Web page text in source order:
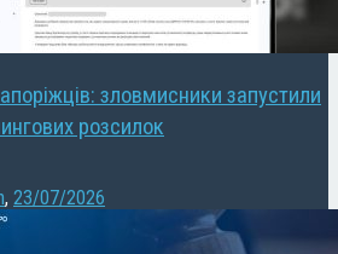
зловмисники запустили
розсилок
, 23/07/2026